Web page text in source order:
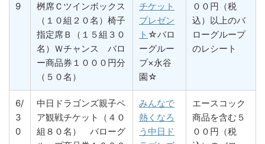
9
桝席Ｃツインボックス
（１０組２０名）椅子
指定席Ｂ（１５組３０
名）Ｗチャンス バロ
ー商品券１０００円分
（５０名）
チケット
プレゼン
ト ☆バロ
ーグルー
プ×永谷
園☆
００円（税
込）以上のバ
ローグループ
のレシート
6/
3
0
中日ドラゴンズ親子ペ
ア観戦チケット（４０
組８０名） バローグ
みんなで
熱くなろ
う中日ド
エースコック
商品を含む５
００円（税